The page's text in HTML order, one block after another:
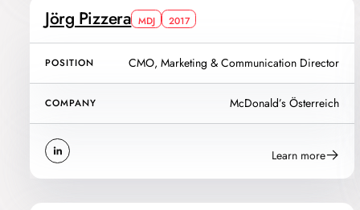
Jörg Pizzera MDJ 2017
POSITION CMO, Marketing & Communication Director
COMPANY McDonald’s Österreich
Learn more